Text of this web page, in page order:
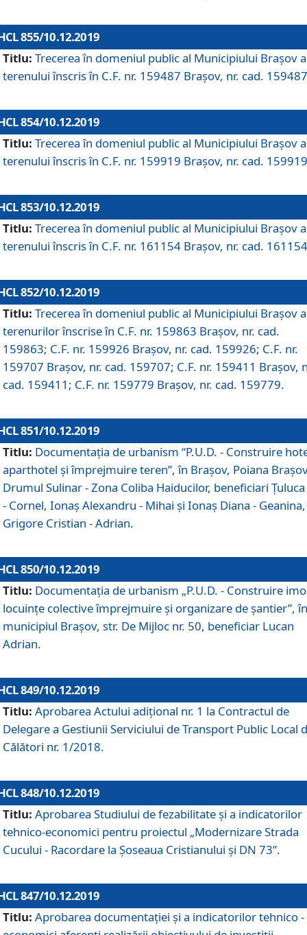
855/10.12.2019
Titlu: Trecerea în domeniul public al Municipiului Braşov a
terenului înscris în C.F. nr. 159487 Brașov, nr. cad.
854/10.12.2019
Titlu: Trecerea în domeniul public al Municipiului Braşov a
terenului înscris în C.F. nr. 159919 Brașov, nr. cad.
853/10.12.2019
Titlu: Trecerea în domeniul public al Municipiului Braşov a
terenului înscris în C.F. nr. 161154 Brașov, nr. cad.
852/10.12.2019
Titlu: Trecerea în domeniul public al Municipiului Braşov a
terenurilor înscrise în C.F. nr. 159863 Brașov, nr. cad.
159863; C.F. nr. 159926 Brașov, nr. cad. 159926; C.F. nr.
159707 Brașov, nr. cad. 159707; C.F. nr. 159411 Brașov,
cad. 159411; C.F. nr. 159779 Brașov, nr. cad. 159779.
851/10.12.2019
Titlu: Documentaţia de urbanism “P.U.D. - Construire
aparthotel şi împrejmuire teren”, în Braşov, Poiana
Drumul Sulinar - Zona Coliba Haiducilor, beneficiari
- Cornel, Ionaş Alexandru - Mihai şi Ionaş Diana - Geanina,
Grigore Cristian - Adrian.
850/10.12.2019
Titlu: Documentaţia de urbanism „P.U.D. - Construire
locuințe colective împrejmuire și organizare de șantier”, în
municipiul Braşov, str. De Mijloc nr. 50, beneficiar Lucan
Adrian.
849/10.12.2019
Titlu: Aprobarea Actului adiţional nr. 1 la Contractul de
Delegare a Gestiunii Serviciului de Transport Public Local
Călători nr. 1/2018.
848/10.12.2019
Titlu: Aprobarea Studiului de fezabilitate şi a indicatorilor
tehnico-economici pentru proiectul „Modernizare Strada
Cucului - Racordare la Șoseaua Cristianului și DN 73”.
847/10.12.2019
Titlu: Aprobarea documentației și a indicatorilor tehnico -